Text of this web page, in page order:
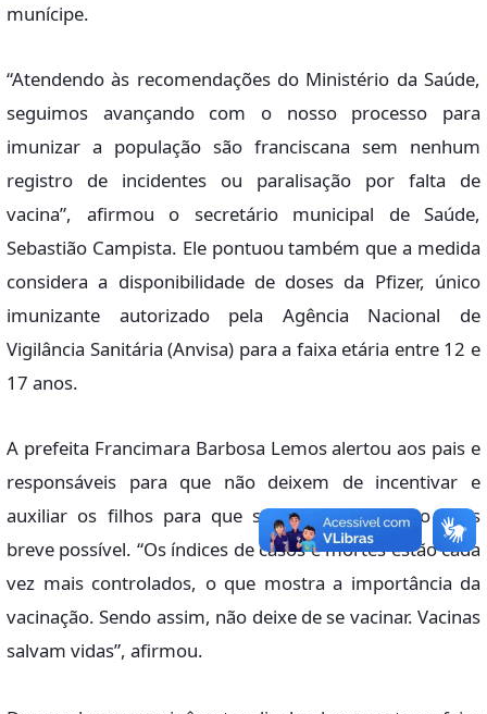
munícipe.
“Atendendo às recomendações do Ministério da Saúde,
seguimos avançando com o nosso processo para
imunizar a população são franciscana sem nenhum
registro de incidentes ou paralisação por falta de
vacina”, afirmou o secretário municipal de Saúde,
Sebastião Campista. Ele pontuou também que a medida
considera a disponibilidade de doses da Pfizer, único
imunizante autorizado pela Agência Nacional de
Vigilância Sanitária (Anvisa) para a faixa etária entre 12 e
17 anos.
A prefeita Francimara Barbosa Lemos alertou aos pais e
responsáveis para que não deixem de incentivar e
auxiliar os filhos para que sejam imunizados o mais
breve possível. “Os índices de casos e mortes estão cada
vez mais controlados, o que mostra a importância da
vacinação. Sendo assim, não deixe de se vacinar. Vacinas
salvam vidas”, afirmou.